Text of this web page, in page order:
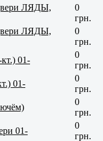
ЛЯДЫ,
0
грн.
ЛЯДЫ,
0
грн.
01-
0
грн.
01-
0
грн.
0
грн.
01-
0
грн.